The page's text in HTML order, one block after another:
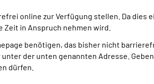
online zur Verfügung stellen. Da dies
in Anspruch nehmen wird.
benötigen, das bisher nicht
unter der unten genannten Adresse.
dürfen.